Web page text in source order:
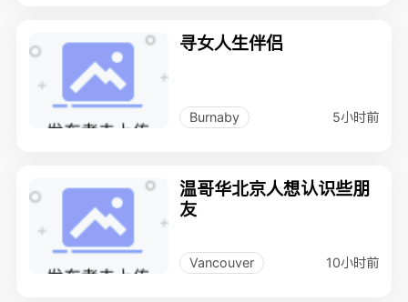
寻女人生伴侣
Burnaby 5小时前
温哥华北京人想认识些朋
友
Vancouver 10小时前